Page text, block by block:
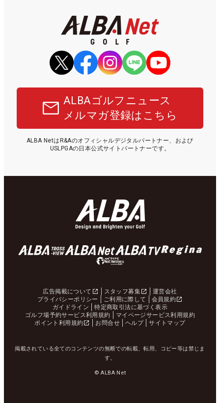
ALBAゴルフニュース
メルマガ登録はこちら
ALBA NetはR&Aのオフィシャルデジタルパートナー、および
USLPGAの日本公式サイトパートナーです。
広告掲載について スタッフ募集
運営会社
プライバシーポリシー
ご利用に際して
会員規約
ガイドライン
特定商取引法に基づく表示
ゴルフ場予約サービス利用規約
マイページサービス利用規約
ポイント利用規約
お問合せ ヘルプ サイトマップ
掲載されている全てのコンテンツの無断での転載、転用、コピー等は禁じま
す。
© ALBA Net